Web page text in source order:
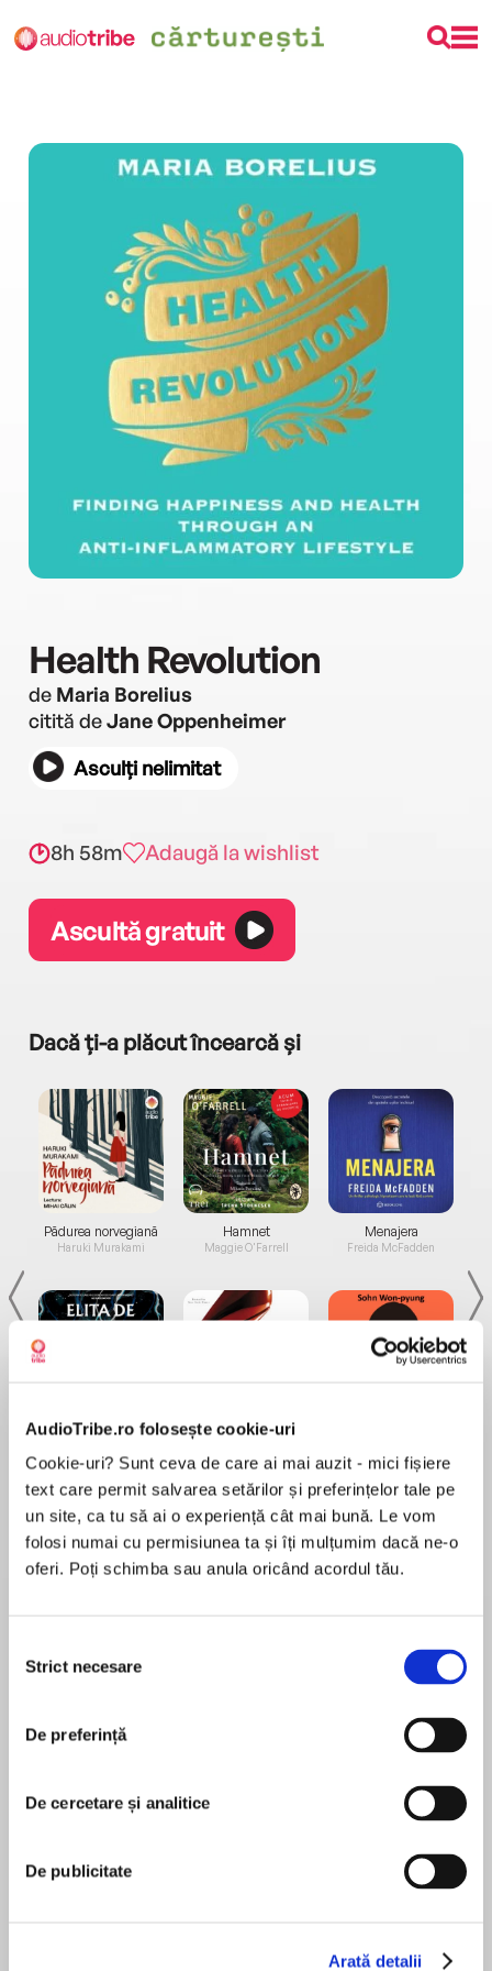
AudioTribe.ro folosește cookie-uri
Cookie-uri? Sunt ceva de care ai mai auzit - mici fișiere
text care permit salvarea setărilor și preferințelor tale pe
un site, ca tu să ai o experiență cât mai bună. Le vom
folosi numai cu permisiunea ta și îți mulțumim dacă ne-o
oferi. Poți schimba sau anula oricând acordul tău.
consimțământului
Strict necesare
De preferință
De cercetare și analitice
De publicitate
Arată detalii
Health Revolution
de Maria Borelius
citită deJane Oppenheimer
Asculți nelimitat
8h 58m Adaugă la wishlist
Ascultă gratuit
Dacă ți-a plăcut încearcă și
Pădurea norvegiană
Haruki Murakami
Elita de Argint (Elita
Hamnet
Maggie O'Farrell
Diavolul se îmbracă de
Menajera
Freida McFadden
Desprecarte
depression, find happiness and fulfillment,
cultivate wellness, and ultimately create her
best self—lessons anyone can use to pursue a
healthier and more satisfied life.
When Maria Borelius turned fifty-two, she hit
menopause and her physical health began to
decline. Feeling tired, sad, and depressed, she
suffered from physical pain, including a lingering
personal odyssey, an exploratory journey that
MAI MULT
pentru această carte